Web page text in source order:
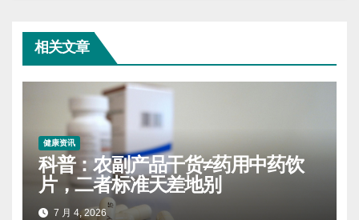
相关文章
健康资讯
科普：农副产品干货≠药用中药饮
片，二者标准天差地别
7 月 4, 2026